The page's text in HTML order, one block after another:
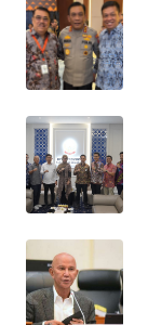
MAWAKA
ID
MARTABAT
NET
PLN
WATCH
MKLI